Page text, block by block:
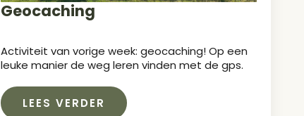
Geocaching
Activiteit van vorige week: geocaching! Op een
leuke manier de weg leren vinden met de gps.
LEES VERDER